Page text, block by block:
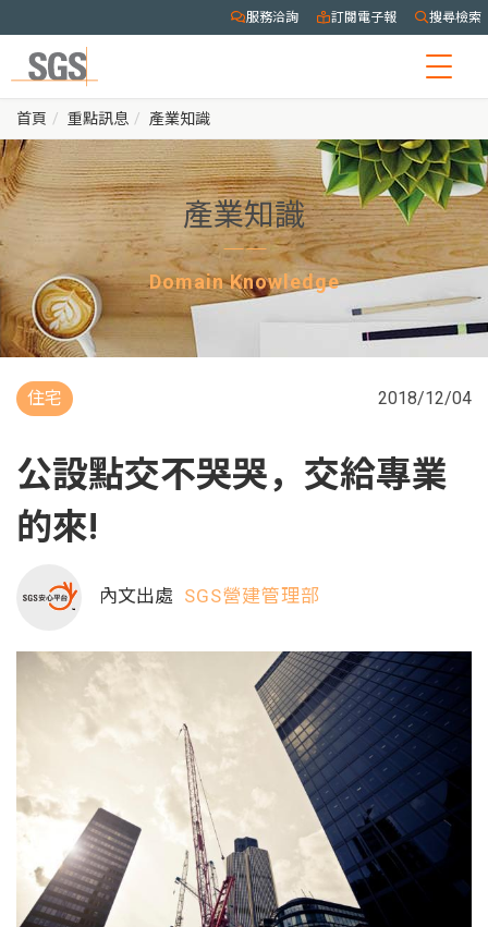
服務洽詢 訂閱電子報 搜尋檢索
首頁 重點訊息 產業知識
產業知識
Domain Knowledge
住宅 2018/12/04
公設點交不哭哭，交給專業
的來!
內文出處 SGS營建管理部